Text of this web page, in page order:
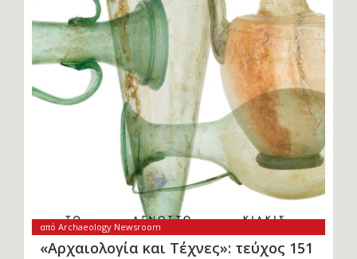
από Archaeology Newsroom
«Αρχαιολογία και Τέχνες»: τεύχος 151